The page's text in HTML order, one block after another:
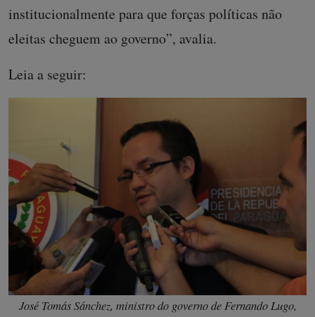
institucionalmente para que forças políticas não
eleitas cheguem ao governo”, avalia.
Leia a seguir:
José Tomás Sánchez, ministro do governo de Fernando Lugo,